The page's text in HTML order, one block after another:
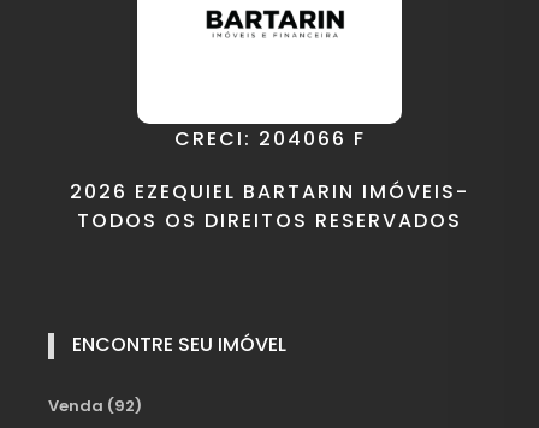
CRECI: 204066 F
2026 EZEQUIEL BARTARIN IMÓVEIS-
TODOS OS DIREITOS RESERVADOS
ENCONTRE SEU IMÓVEL
Venda (92)